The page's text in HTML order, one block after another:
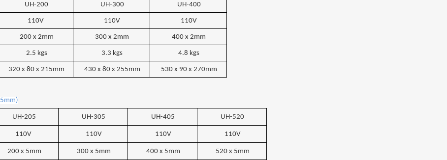
UH-200 UH-300 UH-400
110V 110V 110V
200 x 2mm 300 x 2mm 400 x 2mm
2.5 kgs 3.3 kgs 4.8 kgs
320 x 80 x 215mm 430 x 80 x 255mm 530 x 90 x 270mm
5mm)
UH-205 UH-305 UH-405 UH-520
110V 110V 110V 110V
200 x 5mm 300 x 5mm 400 x 5mm 520 x 5mm